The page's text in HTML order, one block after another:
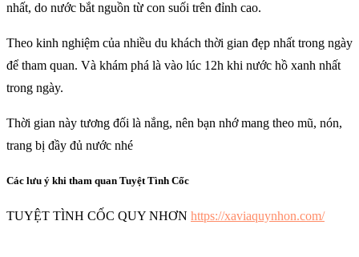
nhất, do nước bắt nguồn từ con suối trên đỉnh cao.
Theo kinh nghiệm của nhiều du khách thời gian đẹp nhất trong ngày
để tham quan. Và khám phá là vào lúc 12h khi nước hồ xanh nhất
trong ngày.
Thời gian này tương đối là nắng, nên bạn nhớ mang theo mũ, nón,
trang bị đầy đủ nước nhé
Các lưu ý khi tham quan Tuyệt Tình Cốc
TUYỆT TÌNH CỐC QUY NHƠN https://xaviaquynhon.com/